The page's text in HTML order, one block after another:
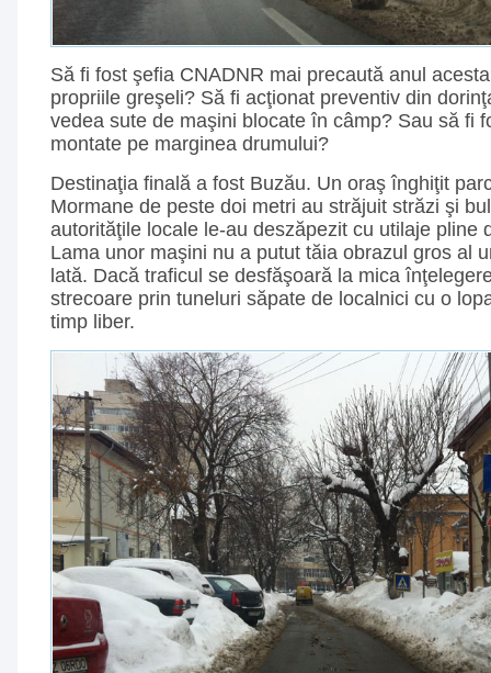
Să fi fost şefia CNADNR mai precaută anul
propriile greşeli? Să fi acţionat preventiv din
vedea sute de maşini blocate în câmp? Sau să fi
montate pe marginea drumului?
Destinaţia finală a fost Buzău. Un oraş înghiţit
Mormane de peste doi metri au străjuit străzi şi
autorităţile locale le-au deszăpezit cu utilaje pline
Lama unor maşini nu a putut tăia obrazul gros al
lată. Dacă traficul se desfăşoară la mica
strecoare prin tuneluri săpate de localnici cu o
timp liber.